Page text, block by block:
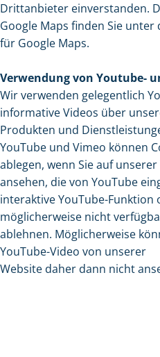
Drittanbieter einverstanden.
Google Maps finden Sie
für Google Maps.
Verwendung von Youtube-
Wir verwenden gelegentlich
informative Videos über
Produkten und
YouTube und Vimeo können
ablegen, wenn Sie auf
ansehen, die von YouTube
interaktive YouTube-Funktion
möglicherweise nicht
ablehnen. Möglicherweise
YouTube-Video von unserer
Website daher dann nicht